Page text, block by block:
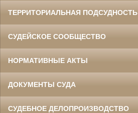
ТЕРРИТОРИАЛЬНАЯ ПОДСУДНОСТЬ
СУДЕЙСКОЕ СООБЩЕСТВО
НОРМАТИВНЫЕ АКТЫ
ДОКУМЕНТЫ СУДА
СУДЕБНОЕ ДЕЛОПРОИЗВОДСТВО